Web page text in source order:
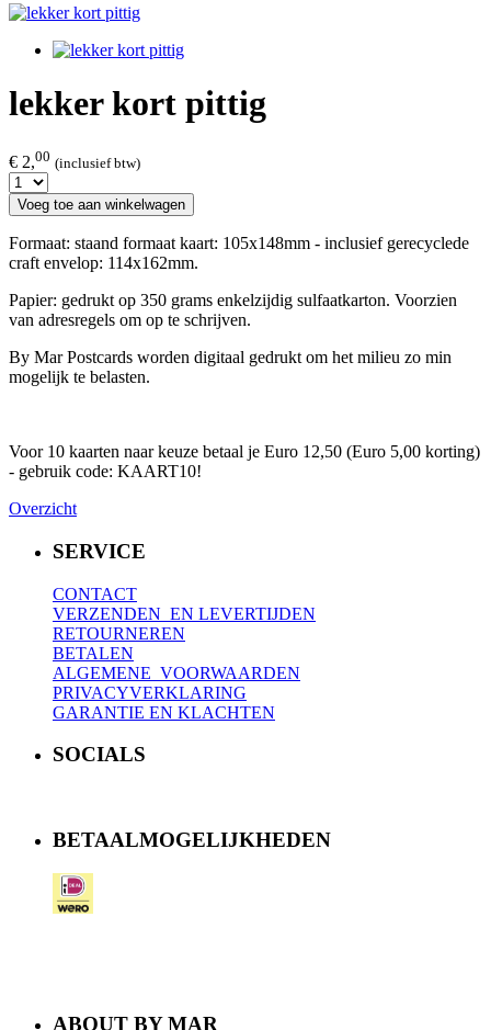
lekker kort pittig
€ 2,00 (inclusief btw)
Voeg toe aan winkelwagen
Formaat: staand formaat kaart: 105x148mm - inclusief gerecyclede
craft envelop: 114x162mm.
Papier: gedrukt op 350 grams enkelzijdig sulfaatkarton. Voorzien
van adresregels om op te schrijven.
By Mar Postcards worden digitaal gedrukt om het milieu zo min
mogelijk te belasten.
Voor 10 kaarten naar keuze betaal je Euro 12,50 (Euro 5,00 korting)
- gebruik code: KAART10!
Overzicht
SERVICE
CONTACT
VERZENDEN EN LEVERTIJDEN
RETOURNEREN
BETALEN
ALGEMENE VOORWAARDEN
PRIVACYVERKLARING
GARANTIE EN KLACHTEN
SOCIALS
BETAALMOGELIJKHEDEN
ABOUT BY MAR